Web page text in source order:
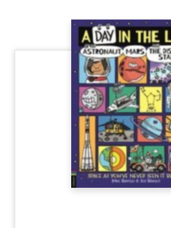
Szótár, nyelvkönyv
Tankönyv, segédkönyv
Társadalomtudomány
Természettudomány